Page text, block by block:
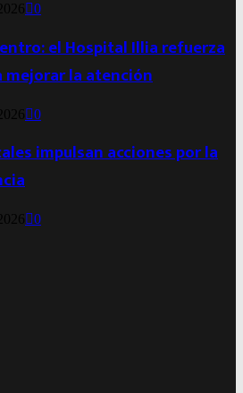
0
el Hospital Illia refuerza
mejorar la atención
0
impulsan acciones por la
0